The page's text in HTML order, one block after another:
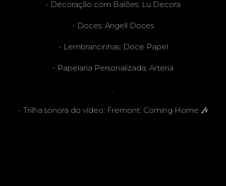
- Decoração com Balões: Lu Decora
- Doces: Angell Doces
- Lembrancinhas: Doce Papel
- Papelaria Personalizada: Arteria
.
- Trilha sonora do vídeo: Fremont: Coming Home 🎶